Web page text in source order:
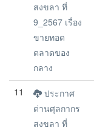
สงขลา ที่
9_2567 เรื่อง
ขายทอด
ตลาดของ
กลาง
11
ประกาศ
ด่านศุลกากร
สงขลา ที่